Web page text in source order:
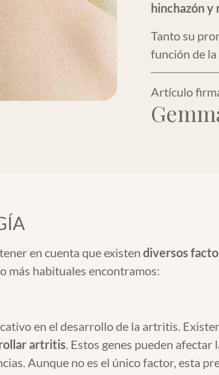
hinchazón y
Tanto su
función de
Artículo
en cuenta que existen diversos
más habituales encontramos:
en el desarrollo de la artritis.
artritis. Estos genes pueden
Aunque no es el único factor, esta